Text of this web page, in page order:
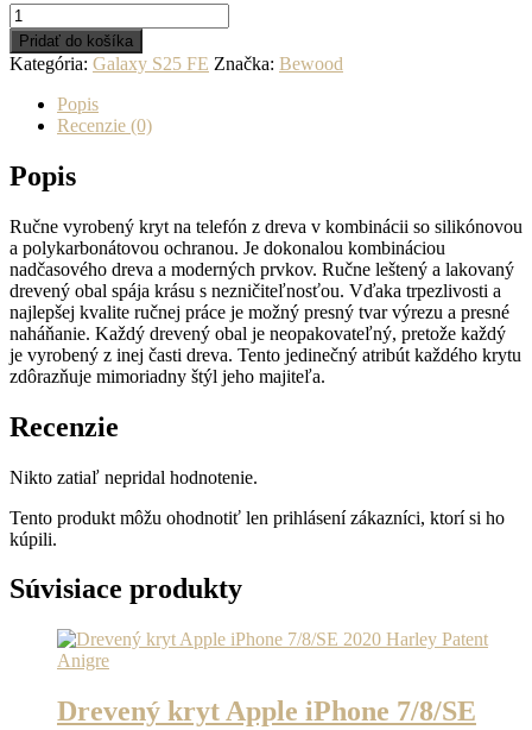
množstvo
Drevený
kryt
na
mobil
živicou
Samsung
Galaxy
FE
-
Planéta
-
Mars
Pridať do košíka
Kategória: Galaxy S25 FE Značka: Bewood
Popis
Recenzie (0)
Popis
Ručne vyrobený kryt na telefón z dreva v kombinácii so silikónovou
a polykarbonátovou ochranou. Je dokonalou kombináciou
nadčasového dreva a moderných prvkov. Ručne leštený a lakovaný
drevený obal spája krásu s nezničiteľnosťou. Vďaka trpezlivosti a
najlepšej kvalite ručnej práce je možný presný tvar výrezu a presné
naháňanie. Každý drevený obal je neopakovateľný, pretože každý
je vyrobený z inej časti dreva. Tento jedinečný atribút každého krytu
zdôrazňuje mimoriadny štýl jeho majiteľa.
Recenzie
Nikto zatiaľ nepridal hodnotenie.
Tento produkt môžu ohodnotiť len prihlásení zákazníci, ktorí si ho
kúpili.
Súvisiace produkty
Drevený kryt Apple iPhone 7/8/SE